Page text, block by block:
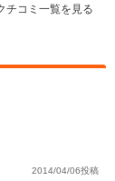
チコミ一覧を見る
2014/04/06投稿